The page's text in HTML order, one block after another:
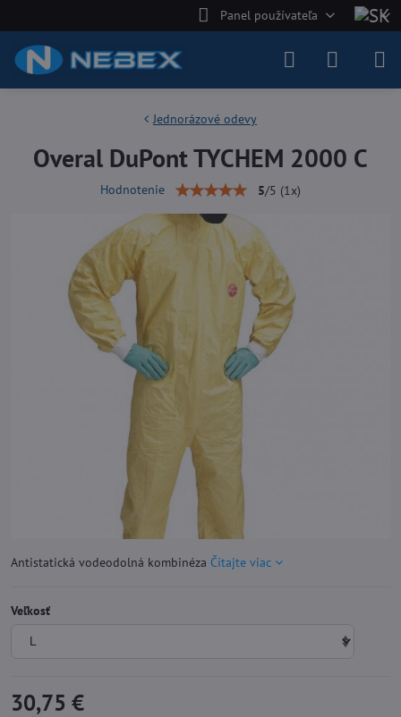
Panel používateľa
Jednorázové odevy
Overal DuPont TYCHEM 2000 C
Hodnotenie 5/5 (1 x)
Antistatická vodeodolná kombinéza Čítajte viac
Veľkosť
30,75 €